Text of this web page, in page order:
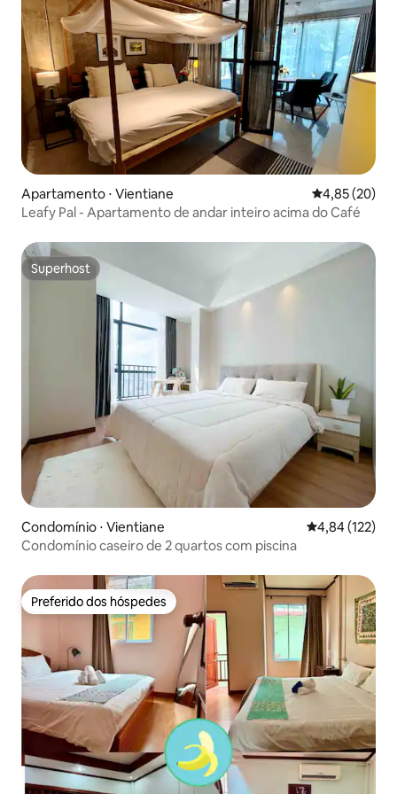
Apartamento ⋅ Vientiane 4,85 de uma
4,85 (20)
Leafy Pal - Apartamento de andar inteiro acima do Café
Superhost
Superhost
Condomínio ⋅ Vientiane 4,84 de uma
4,84 (122)
Condomínio caseiro de 2 quartos com piscina
Preferido dos hóspedes
Preferido dos hóspedes